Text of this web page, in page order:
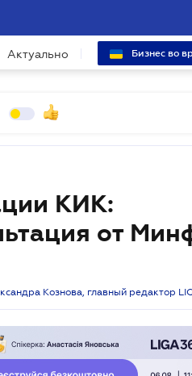
Актуально Бизнес во
КИК:
от
Кознова, главный редактор